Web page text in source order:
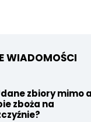
WIADOMOŚCI
zbiory mimo
zboża na